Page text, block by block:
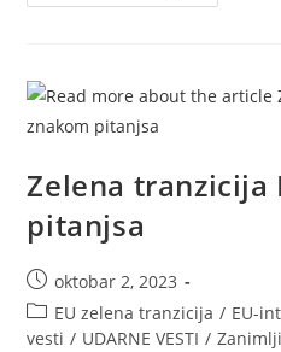
Zelena tranzicija
pitanjsa
Post
published:
oktobar 2, 2023
Post
category:
EU zelena tranzicija / EU-
vesti / UDARNE VESTI /